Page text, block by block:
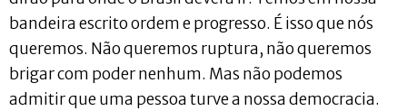
bandeira escrito ordem e progresso. É isso que nós
queremos. Não queremos ruptura, não queremos
brigar com poder nenhum. Mas não podemos
admitir que uma pessoa turve a nossa democracia.